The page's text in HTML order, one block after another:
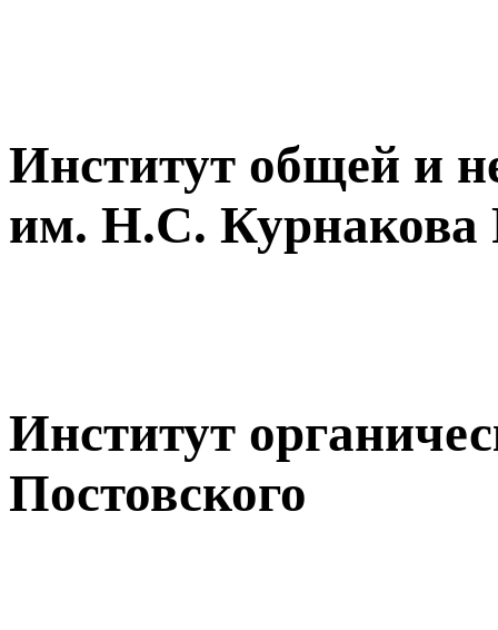
Институт общей и
им. Н.С.
Институт
Постовского